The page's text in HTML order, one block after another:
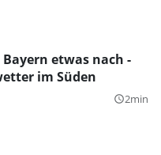
etwas nach -
im Süden
query_builder2min